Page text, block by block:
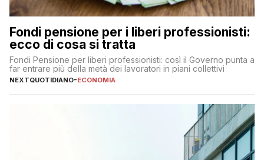
Fondi pensione per i liberi professionisti:
ecco di cosa si tratta
Fondi Pensione per liberi professionisti: così il Governo punta a
far entrare più della metà dei lavoratori in piani collettivi
NEXTQUOTIDIANO-ECONOMIA